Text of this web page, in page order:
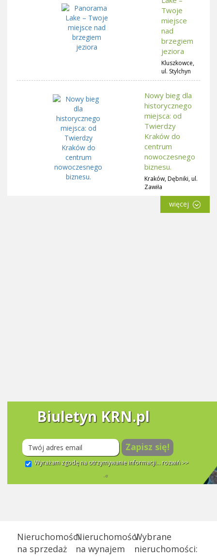
Twoje
miejsce
nad
brzegiem
jeziora
Kluszkowce,
ul. Stylchyn
Nowy bieg dla
historycznego
miejsca: od
Twierdzy
Kraków do
centrum
nowoczesnego
biznesu.
Kraków, Dębniki, ul.
Zawiła
więcej
Biuletyn KRN.pl
Zapisz się!
Wyrażam zgodę na otrzymywanie informacji... rozwiń >>
Nieruchomości
na sprzedaż
Nieruchomości
na wynajem
Wybrane
nieruchomości: